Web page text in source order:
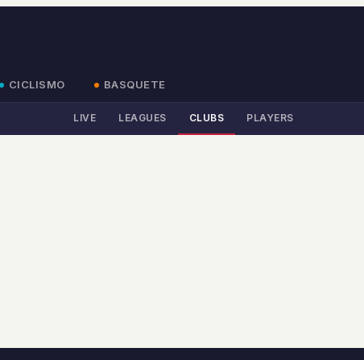
CICLISMO BASQUETE
LIVE LEAGUES CLUBS PLAYERS